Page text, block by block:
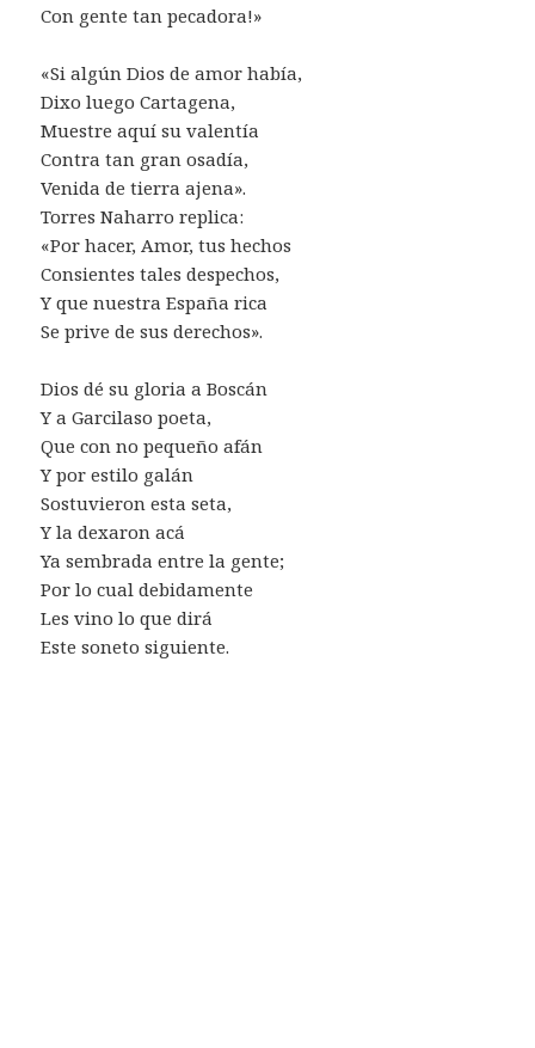
Con gente tan pecadora!»
«Si algún Dios de amor había,
Dixo luego Cartagena,
Muestre aquí su valentía
Contra tan gran osadía,
Venida de tierra ajena».
Torres Naharro replica:
«Por hacer, Amor, tus hechos
Consientes tales despechos,
Y que nuestra España rica
Se prive de sus derechos».
Dios dé su gloria a Boscán
Y a Garcilaso poeta,
Que con no pequeño afán
Y por estilo galán
Sostuvieron esta seta,
Y la dexaron acá
Ya sembrada entre la gente;
Por lo cual debidamente
Les vino lo que dirá
Este soneto siguiente.